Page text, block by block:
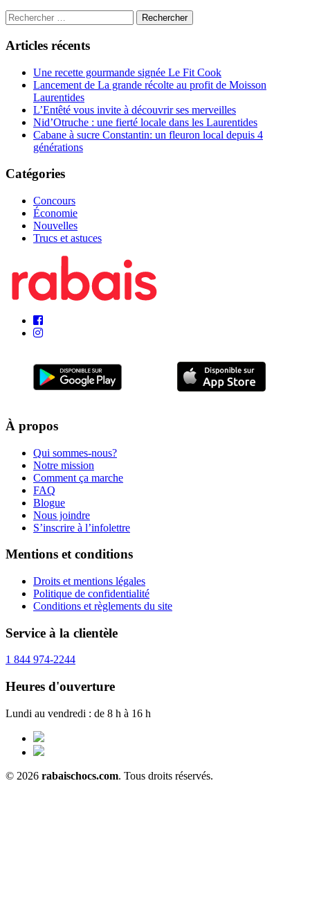
Articles récents
Une recette gourmande signée Le Fit Cook
Lancement de La grande récolte au profit de Moisson
Laurentides
L’Entêté vous invite à découvrir ses merveilles
Nid’Otruche : une fierté locale dans les Laurentides
Cabane à sucre Constantin: un fleuron local depuis 4
générations
Catégories
Concours
Économie
Nouvelles
Trucs et astuces
À propos
Qui sommes-nous?
Notre mission
Comment ça marche
FAQ
Blogue
Nous joindre
S’inscrire à l’infolettre
Mentions et conditions
Droits et mentions légales
Politique de confidentialité
Conditions et règlements du site
Service à la clientèle
1 844 974-2244
Heures d'ouverture
Lundi au vendredi : de 8 h à 16 h
© 2026 rabaischocs.com. Tous droits réservés.